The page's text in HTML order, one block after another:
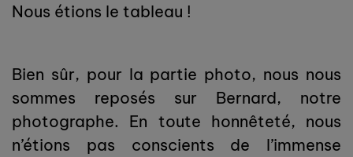
Nous étions le tableau !
Bien sûr, pour la partie photo, nous nous
sommes reposés sur Bernard, notre
photographe. En toute honnêteté, nous
n’étions pas conscients de l’immense